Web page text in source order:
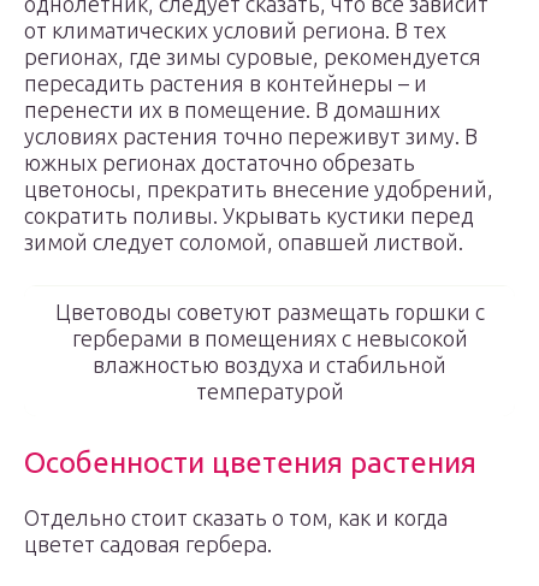
от климатических условий региона. В тех
регионах, где зимы суровые, рекомендуется
пересадить растения в контейнеры – и
перенести их в помещение. В домашних
условиях растения точно переживут зиму. В
южных регионах достаточно обрезать
цветоносы, прекратить внесение удобрений,
сократить поливы. Укрывать кустики перед
зимой следует соломой, опавшей листвой.
Цветоводы советуют размещать горшки с
герберами в помещениях с невысокой
влажностью воздуха и стабильной
температурой
Особенности цветения растения
Отдельно стоит сказать о том, как и когда
цветет садовая гербера.